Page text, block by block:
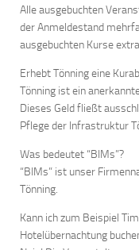
Alle ausgebuchten
der Anmeldestand
ausgebuchten Kurse
Erhebt Tönning eine
Tönning ist ein
Dieses Geld fließt
Pflege der Infrastruktur
Was bedeutet “BIMs”?
“BIMs” ist unser
Tönning.
Kann ich zum Beispiel
Hotelübernachtung